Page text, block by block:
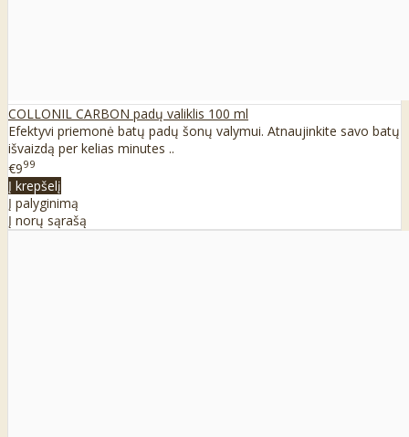
COLLONIL CARBON padų valiklis 100 ml
Efektyvi priemonė batų padų šonų valymui. Atnaujinkite savo batų
išvaizdą per kelias minutes ..
€999
Į krepšelį
Į palyginimą
Į norų sąrašą